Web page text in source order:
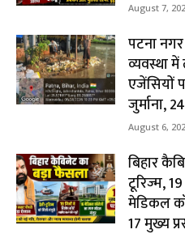
August 7,
पटना
व्यवस्था
एजेंसियों
जुर्माना,
August 6,
बिहार
टूरिज्म,
मेडिकल
17 मुख्य